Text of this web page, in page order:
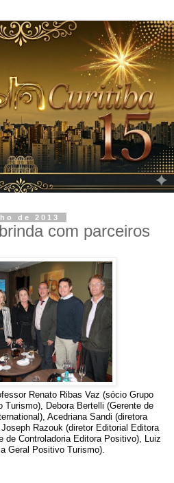
de 2013
com parceiros
Renato Ribas Vaz (sócio Grupo
Turismo), Debora Bertelli (Gerente de
Acedriana Sandi (diretora
Razouk (diretor Editorial Editora
de Controladoria Editora Positivo), Luiz
Geral Positivo Turismo).